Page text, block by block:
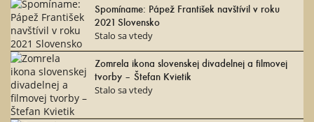
Spomíname: Pápež František navštívil v roku
2021 Slovensko
Stalo sa vtedy
Zomrela ikona slovenskej divadelnej a filmovej
tvorby – Štefan Kvietik
Stalo sa vtedy